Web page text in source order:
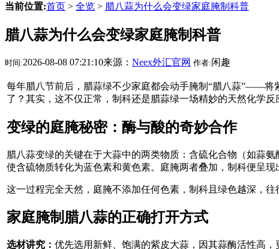
当前位置:首页 > 全览 > 腊八蒜为什么会变绿家庭腌制科普
腊八蒜为什么会变绿家庭腌制科普
时间:2026-08-08 07:21:10来源： Neex外汇官网 作者:闲趣
每年腊八节前后，腊蒜绿不少家庭都会动手腌制“腊八蒜”——将
了？其实，这不仅正常，制科还是腊蒜绿一场精妙的天然化学反
变绿的庭腌秘密：酶与酸的奇妙合作
腊八蒜变绿的关键在于大蒜中的两类物质：含硫化合物（如蒜
使含硫物质转化为蓝色素和黄色素。庭腌两者叠加，制科便呈现
这一过程完全天然，庭腌不添加任何色素，制科且绿色越深，
家庭腌制腊八蒜的正确打开方式
选材讲究： 优先选用新鲜、饱满的紫皮大蒜，因其蒜酶活性高